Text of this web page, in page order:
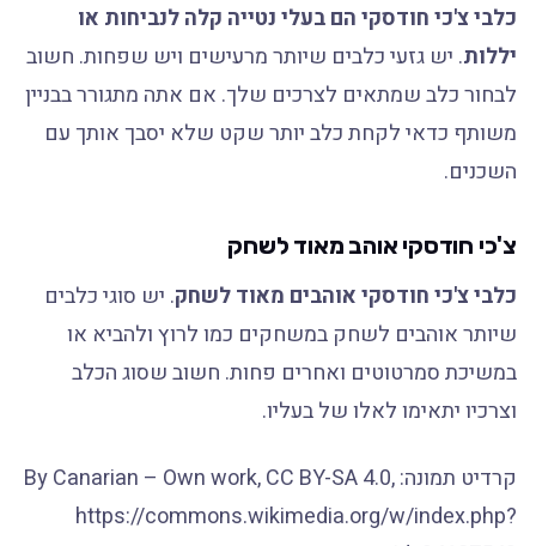
כלבי צ'כי חודסקי הם בעלי נטייה קלה לנביחות או
יללות. יש גזעי כלבים שיותר מרעישים ויש שפחות. חשוב
לבחור כלב שמתאים לצרכים שלך. אם אתה מתגורר בבניין
משותף כדאי לקחת כלב יותר שקט שלא יסבך אותך עם
השכנים.
צ'כי חודסקי אוהב מאוד לשחק
כלבי צ'כי חודסקי אוהבים מאוד לשחק. יש סוגי כלבים
שיותר אוהבים לשחק במשחקים כמו לרוץ ולהביא או
במשיכת סמרטוטים ואחרים פחות. חשוב שסוג הכלב
וצרכיו יתאימו לאלו של בעליו.
קרדיט תמונה: By Canarian – Own work, CC BY-SA 4.0,
https://commons.wikimedia.org/w/index.php?